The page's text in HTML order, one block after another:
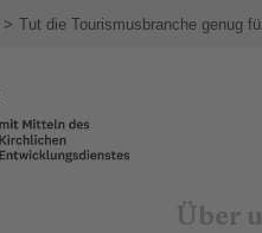
Tut die Tourismusbranche genug
Über